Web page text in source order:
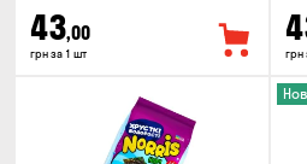
43,00
грн за 1 шт грн